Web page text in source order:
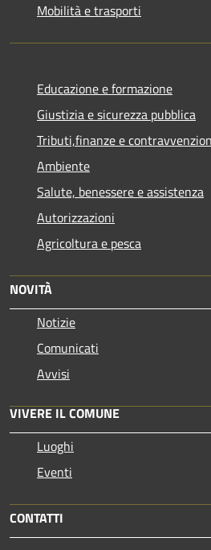
Mobilità e trasporti
Educazione e formazione
Giustizia e sicurezza pubblica
Tributi,finanze e
Ambiente
Salute, benessere e assistenza
Autorizzazioni
Agricoltura e pesca
NOVITÀ
Notizie
Comunicati
Avvisi
VIVERE IL COMUNE
Luoghi
Eventi
CONTATTI